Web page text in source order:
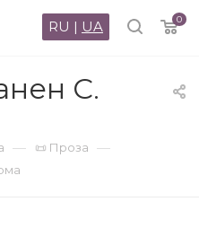
0
RU | UA
С.
— 📜 Проза —